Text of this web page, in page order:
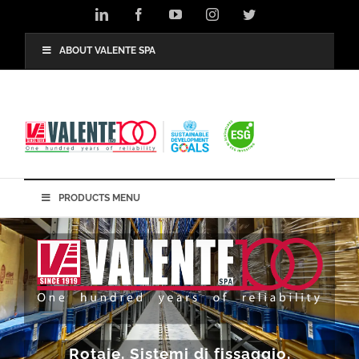
LinkedIn FacebookYouTubeInstagramTwitter
ABOUT VALENTE SPA
PRODUCTS MENU
Rotaie, Sistemi di fissaggio,